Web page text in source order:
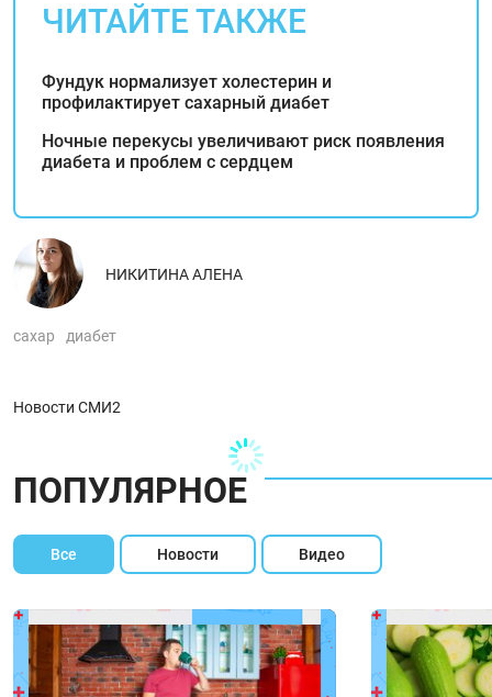
ЧИТАЙТЕ ТАКЖЕ
Фундук нормализует холестерин и
профилактирует сахарный диабет
Ночные перекусы увеличивают риск появления
диабета и проблем с сердцем
НИКИТИНА АЛЕНА
сахар диабет
Новости СМИ2
ПОПУЛЯРНОЕ
Все Новости Видео